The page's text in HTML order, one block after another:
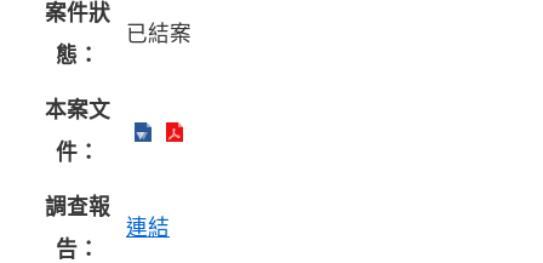
案件狀
態：
已結案
本案文
件：
調查報
告：
連結